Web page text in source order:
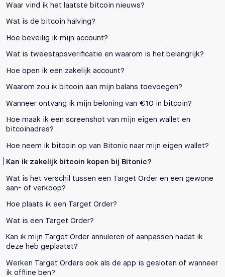
Waar vind ik het laatste bitcoin nieuws?
Wat is de bitcoin halving?
Hoe beveilig ik mijn account?
Wat is tweestapsverificatie en waarom is het belangrijk?
Hoe open ik een zakelijk account?
Waarom zou ik bitcoin aan mijn balans toevoegen?
Wanneer ontvang ik mijn beloning van €10 in bitcoin?
Hoe maak ik een screenshot van mijn eigen wallet en
bitcoinadres?
Hoe neem ik bitcoin op van Bitonic naar mijn eigen wallet?
Kan ik zakelijk bitcoin kopen bij Bitonic?
Wat is het verschil tussen een Target Order en een gewone
aan- of verkoop?
Hoe plaats ik een Target Order?
Wat is een Target Order?
Kan ik mijn Target Order annuleren of aanpassen nadat ik
deze heb geplaatst?
Werken Target Orders ook als de app is gesloten of wanneer
ik offline ben?